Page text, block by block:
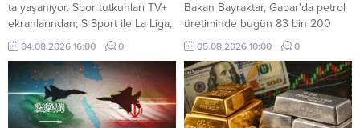
ta yaşanıyor. Spor tutkunları TV+
ekranlarından; S Sport ile La Liga,
Serie A, NBA, EuroLeague, UFC
ve MotoGP, tabii Spor ile seçili
Şampiyonlar Ligi ve FA Cup
karşılaşmaları, Eurosport ile de
tenis ve bisiklet yayınları gibi
dünyanın önde gelen spor
04.08.2026 16:00 0
Bakan Bayraktar, Gabar'da petrol
üretiminde bugün 83 bin 200
varile ulaşılarak rekor kırıldığını
duyurdu. Depo kapasitesinin
arttırılacağını ifade eden
Bayraktar, "Türkiye'nin bütün
enerji depolama tesisleri dolu
durumda" dedi.
05.08.2026 10:00 0